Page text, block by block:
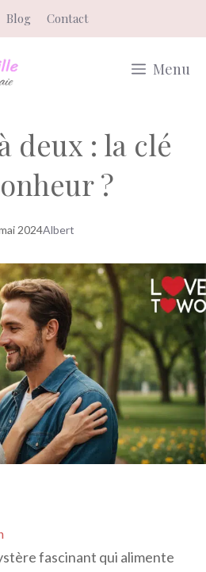
Blog Contact
Menu
deux : la clé
?
2024Albert
fascinant qui alimente